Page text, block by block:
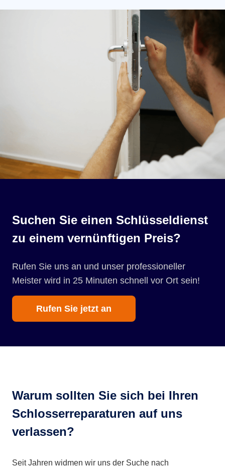
Suchen Sie einen Schlüsseldienst
zu einem vernünftigen Preis?
Rufen Sie uns an und unser professioneller
Meister wird in 25 Minuten schnell vor Ort sein!
Rufen Sie jetzt an
Warum sollten Sie sich bei Ihren
Schlosserreparaturen auf uns
verlassen?
Seit Jahren widmen wir uns der Suche nach